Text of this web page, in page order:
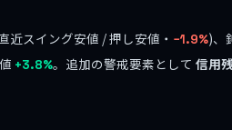
近スイング安値 / 押し安値・ −1.9%)、
+3.8%。追加の警戒要素として 信用